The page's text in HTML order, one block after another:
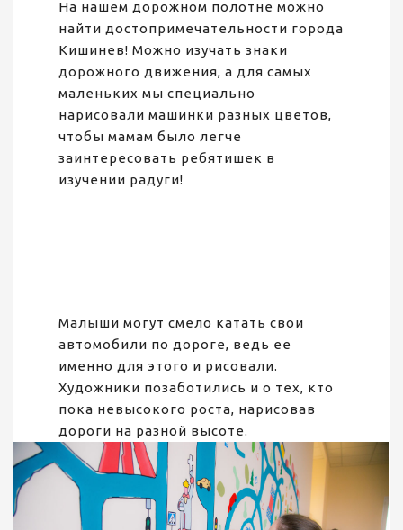
На нашем дорожном полотне можно
найти достопримечательности города
Кишинев! Можно изучать знаки
дорожного движения, а для самых
маленьких мы специально
нарисовали машинки разных цветов,
чтобы мамам было легче
заинтересовать ребятишек в
изучении радуги!
Малыши могут смело катать свои
автомобили по дороге, ведь ее
именно для этого и рисовали.
Художники позаботились и о тех, кто
пока невысокого роста, нарисовав
дороги на разной высоте.